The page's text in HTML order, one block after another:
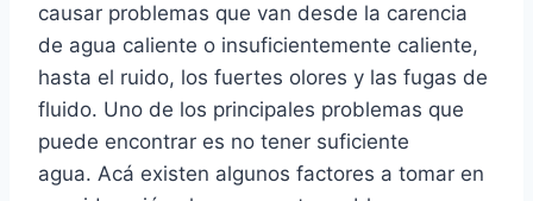
causar problemas que van desde la carencia
de agua caliente o insuficientemente caliente,
hasta el ruido, los fuertes olores y las fugas de
fluido. Uno de los principales problemas que
puede encontrar es no tener suficiente
agua. Acá existen algunos factores a tomar en